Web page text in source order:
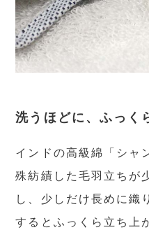
洗うほどに、ふっく
インドの高級綿「シャ
殊紡績した毛羽立ちが
し、少しだけ長めに織
するとふっくら立ち上